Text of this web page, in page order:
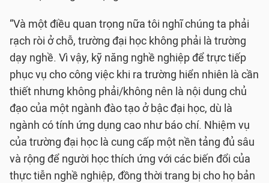
“Và một điều quan trọng nữa tôi nghĩ chúng ta phải
rạch ròi ở chỗ, trường đại học không phải là trường
dạy nghề. Vì vậy, kỹ năng nghề nghiệp để trực tiếp
phục vụ cho công việc khi ra trường hiển nhiên là cần
thiết nhưng không phải/không nên là nội dung chủ
đạo của một ngành đào tạo ở bậc đại học, dù là
ngành có tính ứng dụng cao như báo chí. Nhiệm vụ
của trường đại học là cung cấp một nền tảng đủ sâu
và rộng để người học thích ứng với các biến đổi của
thực tiễn nghề nghiệp, đồng thời trang bị cho họ bản